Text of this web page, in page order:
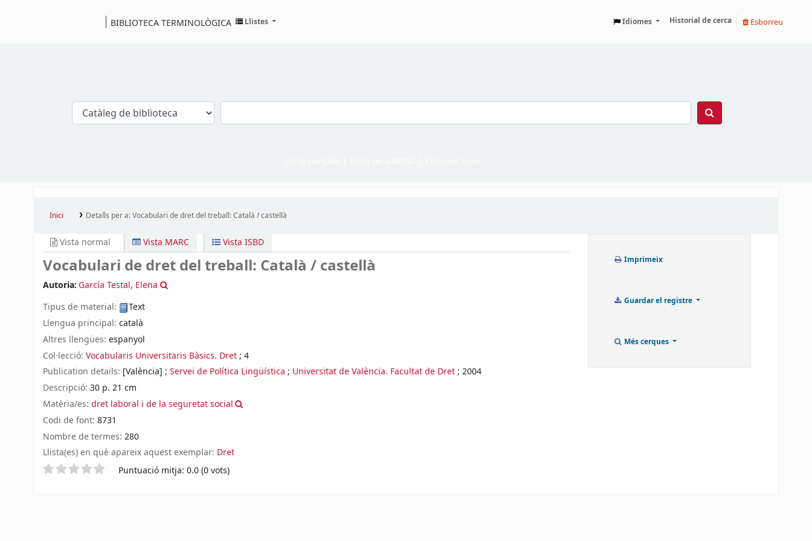
BIBLIOTECA TERMINOLÒGICA Llistes Idiomes Historial de cerca Esborreu
Inici Detalls per a:Vocabulari de dret del treball: Català / castellà
Vista normal Vista MARC Vista ISBD
Vocabulari de dret del treball: Català / castellà
Autoria: García Testal, Elena
Tipus de material:
Text
Llengua principal: català
Altres llengües: espanyol
Col·lecció: Vocabularis Universitaris Bàsics. Dret; 4
Publication details: [València] ; Servei de Política Lingüística ; Universitat de València. Facultat de Dret; 2004
Descripció: 30 p. 21 cm
Matèria/es: dret laboral i de la seguretat social
Codi de font: 8731
Nombre de termes: 280
Llista(es) en què apareix aquest exemplar: Dret
Valoració Puntuació mitja: 0.0 (0 vots)
Imprimeix
Guardar el registre
Més cerques